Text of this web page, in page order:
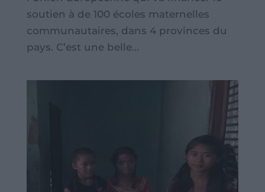
soutien à de 100 écoles maternelles
communautaires, dans 4 provinces du
pays. C’est une belle...